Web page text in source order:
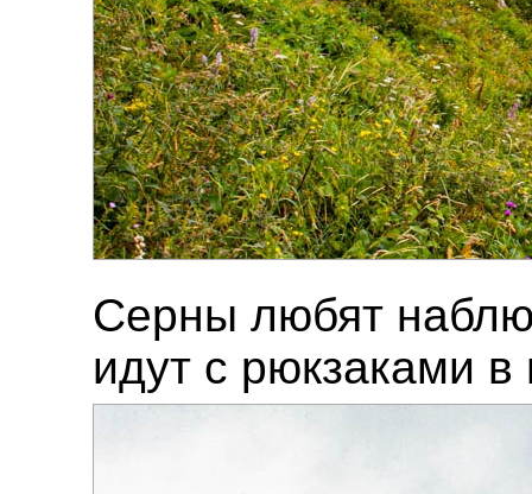
Серны любят
идут с рюкзаками в